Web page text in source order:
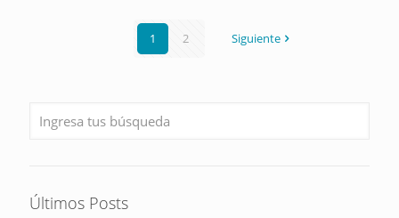
1 2 Siguiente
Últimos Posts